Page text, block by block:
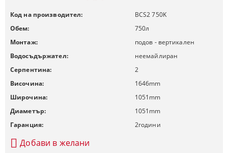
Код на производител:
BCS2 750K
Обем:
750л
Монтаж:
подов - вертикален
Водосъдържател:
неемайлиран
Серпентина:
2
Височина:
1646mm
Широчина:
1051mm
Диаметър:
1051mm
Гаранция:
2години
Добави в желани